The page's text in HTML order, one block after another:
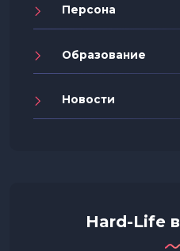
Персона
Образование
Новости
Hard-Life